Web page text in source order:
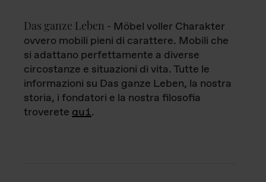
Das ganze Leben - Möbel voller Charakter
ovvero mobili pieni di carattere. Mobili che
si adattano perfettamente a diverse
circostanze e situazioni di vita. Tutte le
informazioni su Das ganze Leben, la nostra
storia, i fondatori e la nostra filosofia
troverete qui.